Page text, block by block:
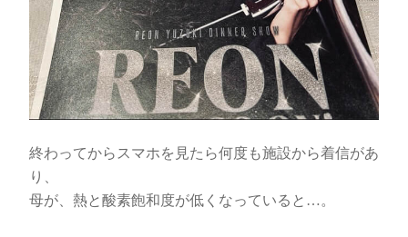
終わってからスマホを見たら何度も施設から着信があ
り、
母が、熱と酸素飽和度が低くなっていると…。